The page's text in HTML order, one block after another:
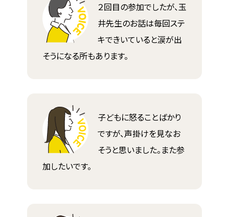
２回目の参加でしたが、玉
井先生のお話は毎回ステ
キできいていると涙が出
そうになる所もあります。
子どもに怒ることばかり
ですが、声掛けを見なお
そうと思いました。また参
加したいです。